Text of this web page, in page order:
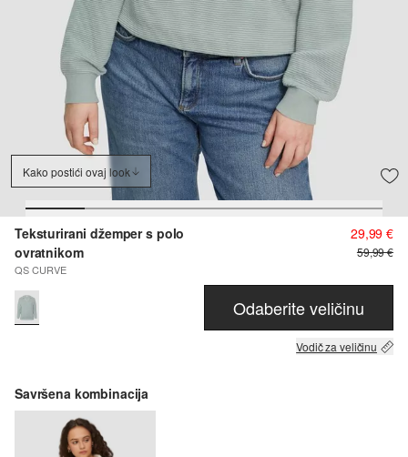
Kako postići ovaj look
Teksturirani džemper s polo
ovratnikom
QS CURVE
29,99 €
59,99 €
Odaberite veličinu
Vodič za veličinu
Savršena kombinacija